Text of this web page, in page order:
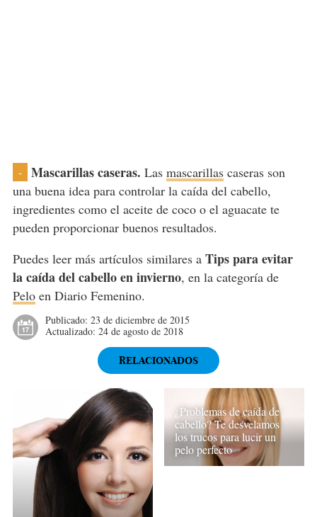
- Mascarillas caseras. Las mascarillascaseras son
una buena idea para controlar la caída del cabello,
ingredientes como el aceite de coco o el aguacate te
pueden proporcionar buenos resultados.
Puedes leer más artículos similares a Tips para evitar
la caída del cabello en invierno, en la categoría de
Peloen Diario Femenino.
Publicado: 23 de diciembre de 2015
Actualizado: 24 de agosto de 2018
RELACIONADOS
¿Problemas de caída de
cabello? Te desvelamos
los trucos para lucir un
pelo perfecto